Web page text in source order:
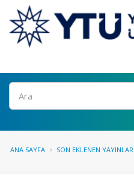
Ara
ANA SAYFA SON EKLENEN YAYINLAR